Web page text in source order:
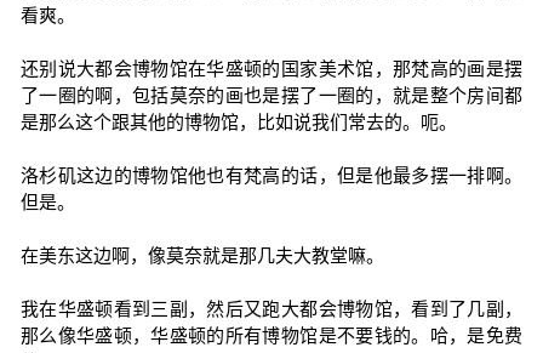
看爽。
还别说大都会博物馆在华盛顿的国家美术馆，那梵高的画是摆
了一圈的啊，包括莫奈的画也是摆了一圈的，就是整个房间都
是那么这个跟其他的博物馆，比如说我们常去的。呃。
洛杉矶这边的博物馆他也有梵高的话，但是他最多摆一排啊。
但是。
在美东这边啊，像莫奈就是那几夫大教堂嘛。
我在华盛顿看到三副，然后又跑大都会博物馆，看到了几副，
那么像华盛顿，华盛顿的所有博物馆是不要钱的。哈，是免费